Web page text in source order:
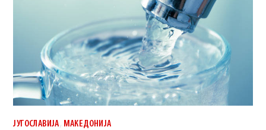
ЈУГОСЛАВИЈА МАКЕДОНИЈА